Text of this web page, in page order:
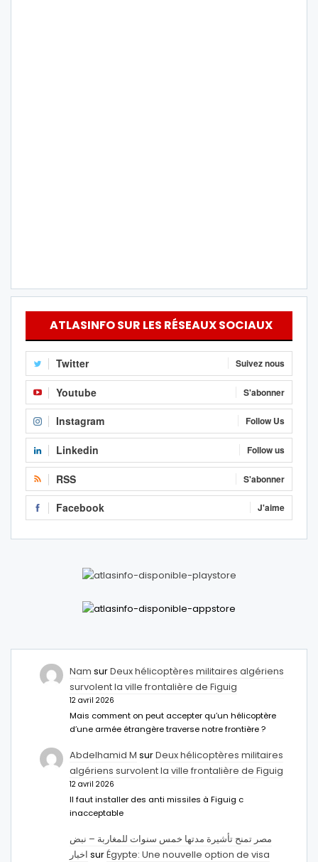
ATLASINFO SUR LES RÉSEAUX SOCIAUX
Twitter Suivez nous
Youtube S'abonner
Instagram Follow Us
Linkedin Follow us
RSS S'abonner
Facebook J'aime
Nam surDeux hélicoptères militaires algériens
survolent la ville frontalière de Figuig
12 avril 2026
Mais comment on peut accepter qu’un hélicoptère
d’une armée étrangère traverse notre frontière ?
Abdelhamid M surDeux hélicoptères militaires
algériens survolent la ville frontalière de Figuig
12 avril 2026
Il faut installer des anti missiles à Figuig c
inacceptable
مصر تمنح تأشيرة مدتها خمس سنوات للمغاربة – نبض
اخبار surÉgypte: Une nouvelle option de visa